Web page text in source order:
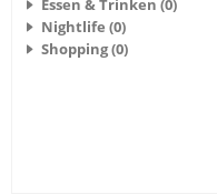
Essen & Trinken (0)
Nightlife (0)
Shopping (0)